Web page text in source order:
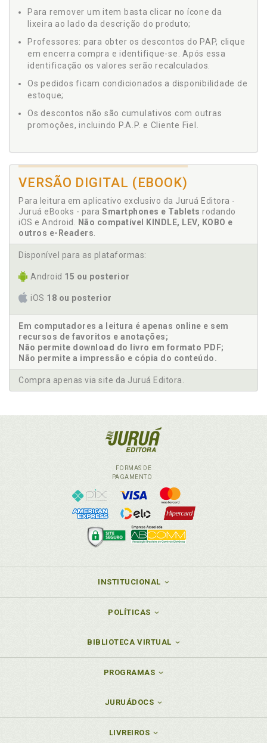
Para remover um item basta clicar no ícone da
lixeira ao lado da descrição do produto;
Professores: para obter os descontos do PAP, clique
em encerra compra e identifique-se. Após essa
identificação os valores serão recalculados.
Os pedidos ficam condicionados a disponibilidade de
estoque;
Os descontos não são cumulativos com outras
promoções, incluindo P.A.P. e Cliente Fiel.
VERSÃO DIGITAL (EBOOK)
Para leitura em aplicativo exclusivo da Juruá Editora -
Juruá eBooks - para Smartphones e Tablets rodando
iOS e Android.
Não compatível KINDLE, LEV, KOBO e
outros e-Readers
Disponível para as plataformas:
Android 15 ou posterior
iOS 18 ou posterior
Em computadores a leitura é apenas online e sem
recursos de favoritos e anotações;
Não permite download do livro em formato PDF;
Não permite a impressão e cópia do conteúdo.
Compra apenas via site da Juruá Editora.
FORMAS DE
PAGAMENTO
INSTITUCIONAL
POLÍTICAS
BIBLIOTECA VIRTUAL
PROGRAMAS
JURUÁDOCS
LIVREIROS